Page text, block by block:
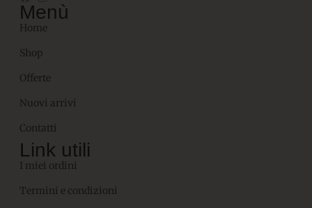
Menù
Home
Shop
Offerte
Nuovi arrivi
Contatti
Link utili
I miei ordini
Termini e condizioni